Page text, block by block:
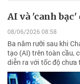
AI và 'canh
08/06/2026 08:58
Ba năm rưỡi sau khi
tạo (AI) trên toàn cầu,
diễn ra với tốc độ chưa